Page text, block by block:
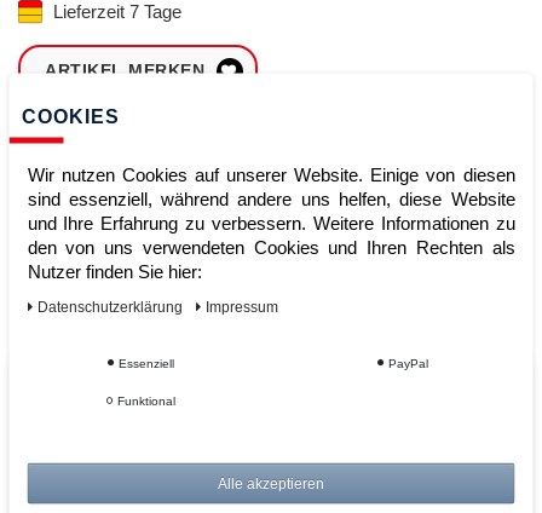
Lieferzeit 7 Tage
ARTIKEL MERKEN
Sofort lieferbar
Vom Profi für Profis - Ihre Vorteile
COOKIES
Wir nutzen Cookies auf unserer Website. Einige von diesen
sind essenziell, während andere uns helfen, diese Website
und Ihre Erfahrung zu verbessern. Weitere Informationen zu
den von uns verwendeten Cookies und Ihren Rechten als
Nutzer finden Sie hier:
Daten­schutz­erklärung Impressum
Essenziell PayPal
Funktional
Alle akzeptieren